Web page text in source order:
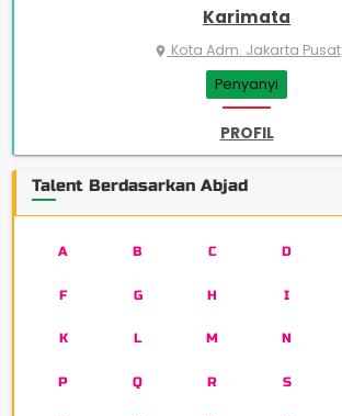
Karimata
place Kota Adm. Jakarta Pusat
Penyanyi
PROFIL
Talent Berdasarkan Abjad
A B C D
F G H I
K L M N
P Q R S